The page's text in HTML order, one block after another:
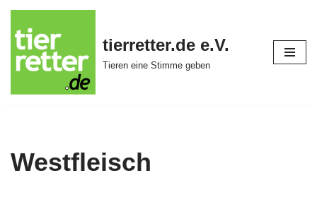
Zum
Inhalt
springen
tierretter.de e.V.
Tieren eine Stimme geben
Westfleisch